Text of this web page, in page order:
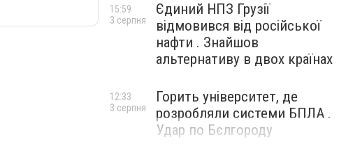
Єдиний НПЗ Грузії
відмовився від російської
нафти . Знайшов
альтернативу в двох країнах
15:59
3 серпня
Горить університет, де
розробляли системи БПЛА .
Удар по Бєлгороду
12:33
3 серпня